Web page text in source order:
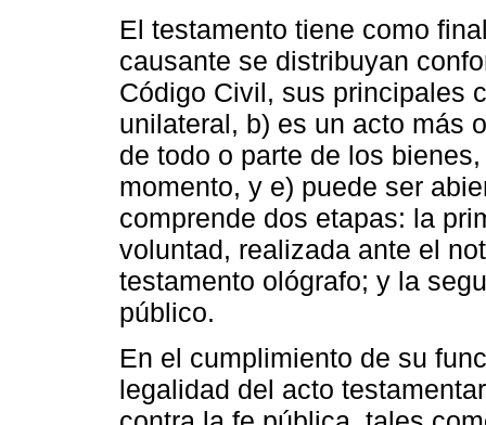
El testamento tiene como
causante se distribuyan
Código Civil, sus principales
unilateral, b) es un acto más
de todo o parte de los
momento, y e) puede ser
comprende dos etapas: la
voluntad, realizada ante el
testamento ológrafo; y la
público.
En el cumplimiento de su
legalidad del acto